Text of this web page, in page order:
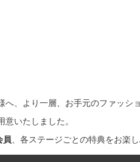
、より一層、お手元のファッシ
いたしました。
員、各ステージごとの特典をお楽し